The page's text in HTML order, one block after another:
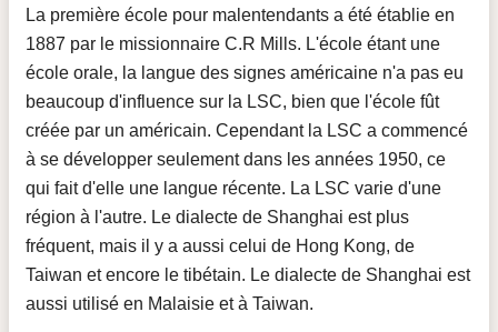
La première école pour malentendants a été établie en
1887 par le missionnaire C.R Mills. L'école étant une
école orale, la langue des signes américaine n'a pas eu
beaucoup d'influence sur la LSC, bien que l'école fût
créée par un américain. Cependant la LSC a commencé
à se développer seulement dans les années 1950, ce
qui fait d'elle une langue récente. La LSC varie d'une
région à l'autre. Le dialecte de Shanghai est plus
fréquent, mais il y a aussi celui de Hong Kong, de
Taiwan et encore le tibétain. Le dialecte de Shanghai est
aussi utilisé en Malaisie et à Taiwan.